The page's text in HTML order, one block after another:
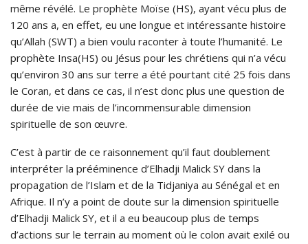
même révélé. Le prophète Moïse (HS), ayant vécu plus de
120 ans a, en effet, eu une longue et intéressante histoire
qu’Allah (SWT) a bien voulu raconter à toute l’humanité. Le
prophète Insa(HS) ou Jésus pour les chrétiens qui n’a vécu
qu’environ 30 ans sur terre a été pourtant cité 25 fois dans
le Coran, et dans ce cas, il n’est donc plus une question de
durée de vie mais de l’incommensurable dimension
spirituelle de son œuvre.
C’est à partir de ce raisonnement qu’il faut doublement
interpréter la prééminence d’Elhadji Malick SY dans la
propagation de l’Islam et de la Tidjaniya au Sénégal et en
Afrique. Il n’y a point de doute sur la dimension spirituelle
d’Elhadji Malick SY, et il a eu beaucoup plus de temps
d’actions sur le terrain au moment où le colon avait exilé ou